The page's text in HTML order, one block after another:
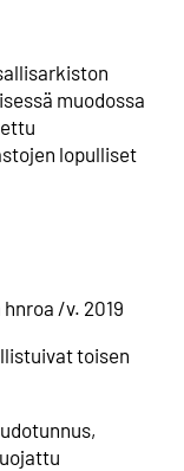
muodossa
lopulliset
/v. 2019
toisen